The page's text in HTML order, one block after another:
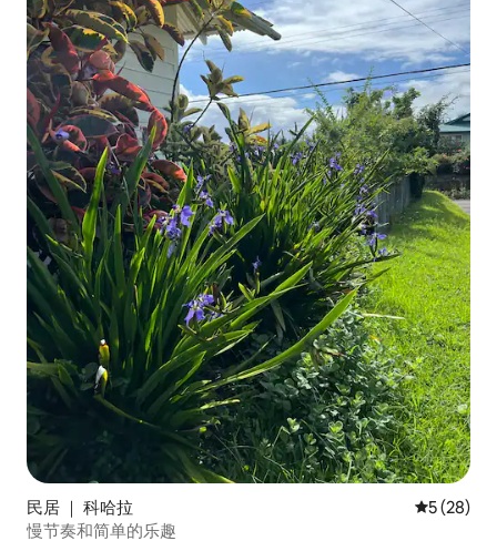
民居 ｜ 科哈拉 平均评分
5 (28)
慢节奏和简单的乐趣